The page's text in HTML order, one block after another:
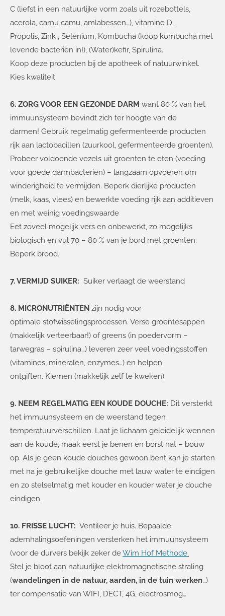
C (liefst in een natuurlijke vorm zoals uit rozebottels,
acerola, camu camu, amlabessen…), vitamine D,
Propolis, Zink , Selenium, Kombucha (koop kombucha met
levende bacteriën in!), (Water)kefir, Spirulina.
Koop deze producten bij de apotheek of natuurwinkel.
Kies kwaliteit.
6. ZORG VOOR EEN GEZONDE DARM want 80 % van het
immuunsysteem bevindt zich ter hoogte van de
darmen! Gebruik regelmatig gefermenteerde producten
rijk aan lactobacillen (zuurkool, gefermenteerde groenten).
Probeer voldoende vezels uit groenten te eten (voeding
voor goede darmbacteriën) – langzaam opvoeren om
winderigheid te vermijden. Beperk dierlijke producten
(melk, kaas, vlees) en bewerkte voeding rijk aan additieven
en met weinig voedingswaarde
Eet zoveel mogelijk vers en onbewerkt, zo mogelijks
biologisch en vul 70 – 80 % van je bord met groenten.
Beperk brood.
7. VERMIJD SUIKER: Suiker verlaagt de weerstand
8. MICRONUTRIËNTEN zijn nodig voor
optimale stofwisselingsprocessen. Verse groentesappen
(makkelijk verteerbaar!) of greens (in poedervorm –
tarwegras – spirulina…) leveren zeer veel voedingsstoffen
(vitamines, mineralen, enzymes…) en helpen
ontgiften. Kiemen (makkelijk zelf te kweken)
9. NEEM REGELMATIG EEN KOUDE DOUCHE: Dit versterkt
het immuunsysteem en de weerstand tegen
temperatuurverschillen. Laat je lichaam geleidelijk wennen
aan de koude, maak eerst je benen en borst nat – bouw
op. Als je geen koude douches gewoon bent kan je starten
met na je gebruikelijke douche met lauw water te eindigen
en zo stelselmatig met kouder en kouder water je douche
eindigen.
10. FRISSE LUCHT: Ventileer je huis. Bepaalde
ademhalingsoefeningen versterken het immuunsysteem
(voor de durvers bekijk zeker deWim Hof Methode.
Stel je bloot aan natuurlijke elektromagnetische straling
(wandelingen in de natuur, aarden, in de tuin werken…)
ter compensatie van WIFI, DECT, 4G, electrosmog…